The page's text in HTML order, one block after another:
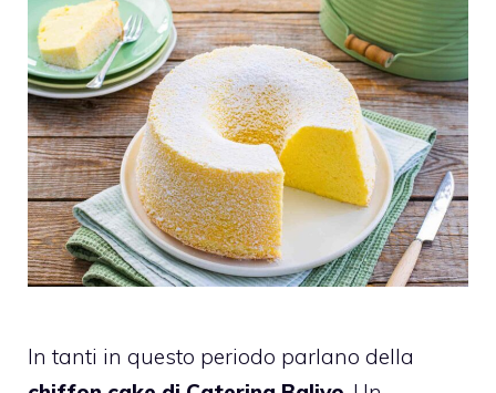
In tanti in questo periodo parlano della